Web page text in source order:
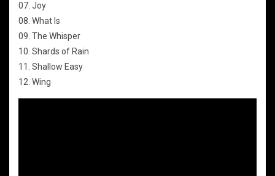
07. Joy
08. What Is
09. The Whisper
10. Shards of Rain
11. Shallow Easy
12. Wing